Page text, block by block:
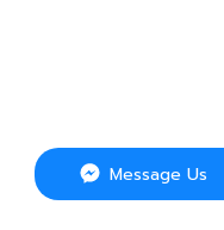
Message Us